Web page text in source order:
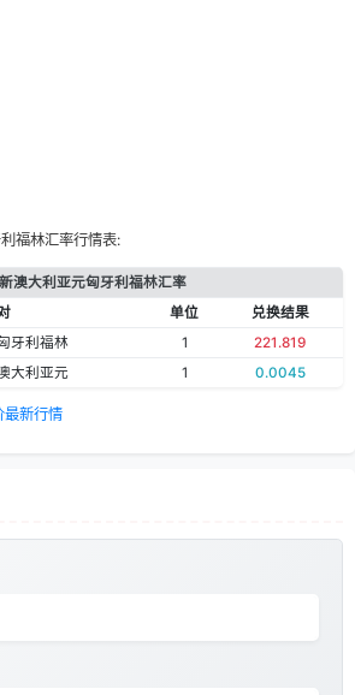
福林汇率行情表:
澳大利亚元匈牙利福林汇率
单位
兑换结果
牙利福林
1
221.819
大利亚元
1 0.0045
最新行情